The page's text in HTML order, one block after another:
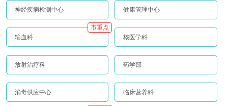
神经疾病检测中心 健康管理中心
输血科
市重点
核医学科
放射治疗科 药学部
消毒供应中心 临床营养科